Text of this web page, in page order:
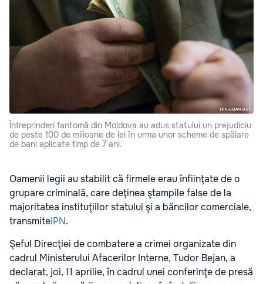
Întreprinderi fantomă din Moldova au adus statului un prejudiciu
de peste 100 de milioane de lei în urma unor scheme de spălare
de bani aplicate timp de 7 ani.
Oamenii legii au stabilit că firmele erau înfiinţate de o
grupare criminală, care deţinea ştampile false de la
majoritatea instituţiilor statului şi a băncilor comerciale,
transmiteIPN.
Şeful Direcţiei de combatere a crimei organizate din
cadrul Ministerului Afacerilor Interne, Tudor Bejan, a
declarat, joi, 11 aprilie, în cadrul unei conferinţe de presă